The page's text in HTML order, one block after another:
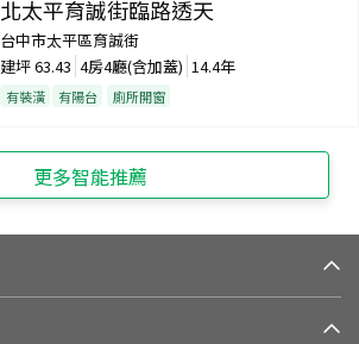
北太平育誠街臨路透天
台中市太平區育誠街
建坪63.43 4房4廳(含加蓋) 14.4年
有裝潢 有陽台 廁所開窗
更多智能推薦